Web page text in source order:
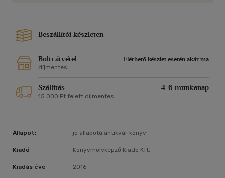
Beszállítói készleten
Bolti átvétel
Elérhető készlet esetén akár ma
díjmentes
Szállítás 4-6 munkanap
15 000 Ft felett díjmentes
Állapot: jó állapotú antikvár könyv
Kiadó Könyvmolyképző Kiadó Kft.
Kiadás éve 2016